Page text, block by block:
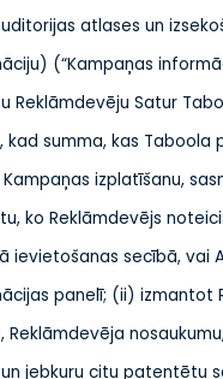
atlases un
(“Kampaņas
Reklāmdevēju Satur
kad summa, kas Taboola
izplatīšanu,
ko Reklāmdevējs
ievietošanas secībā, vai
panelī; (ii) izmantot
Reklāmdevēja
jebkuru citu patentētu